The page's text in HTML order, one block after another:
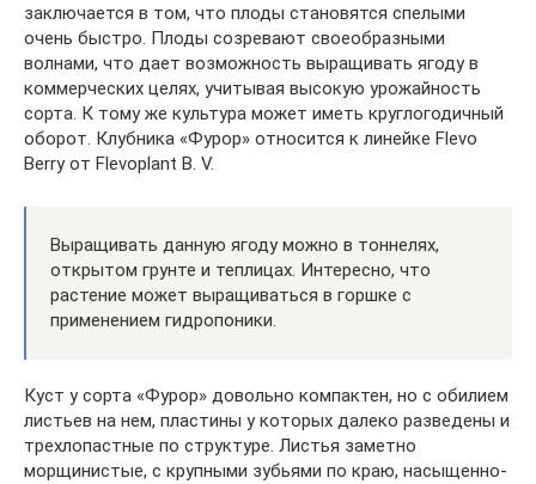
заключается в том, что плоды становятся спелыми
очень быстро. Плоды созревают своеобразными
волнами, что дает возможность выращивать ягоду в
коммерческих целях, учитывая высокую урожайность
сорта. К тому же культура может иметь круглогодичный
оборот. Клубника «Фурор» относится к линейке Flevo
Berry от Flevoplant B. V.
Выращивать данную ягоду можно в тоннелях,
открытом грунте и теплицах. Интересно, что
растение может выращиваться в горшке с
применением гидропоники.
Куст у сорта «Фурор» довольно компактен, но с обилием
листьев на нем, пластины у которых далеко разведены и
трехлопастные по структуре. Листья заметно
морщинистые, с крупными зубьями по краю, насыщенно-